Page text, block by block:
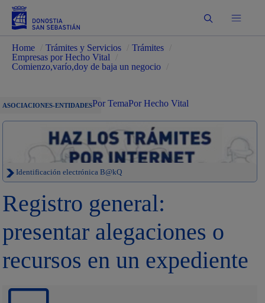
Buscar
Home Trámites y Servicios Trámites
Empresas por Hecho Vital
Comienzo,varío,doy de baja un negocio
ASOCIACIONES-ENTIDADESPor TemaPor Hecho Vital
Identificación electrónica B@kQ
Registro general:
presentar alegaciones o
recursos en un expediente